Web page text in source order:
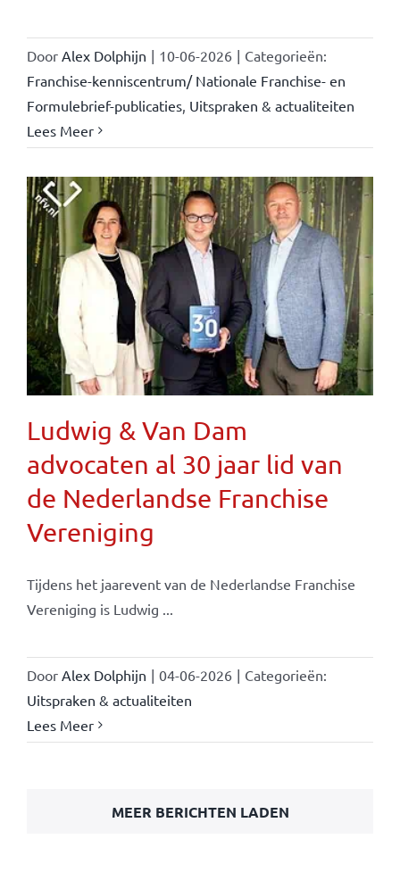
Door Alex Dolphijn | 10-06-2026 | Categorieën:
Franchise-kenniscentrum/ Nationale Franchise- en
Formulebrief-publicaties, Uitspraken & actualiteiten
Lees Meer
Ludwig & Van Dam
advocaten al 30 jaar lid van
de Nederlandse Franchise
Vereniging
Tijdens het jaarevent van de Nederlandse Franchise
Vereniging is Ludwig ...
Door Alex Dolphijn | 04-06-2026 | Categorieën:
Uitspraken & actualiteiten
Lees Meer
MEER BERICHTEN LADEN